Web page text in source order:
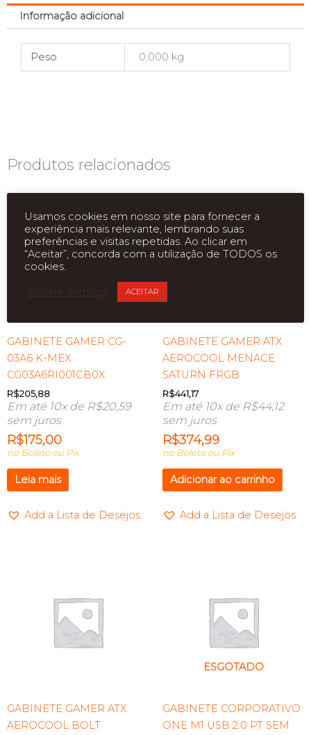
Informação adicional
Peso 0,000 kg
Produtos relacionados
GABINETE GAMER CG-
03A6 K-MEX
CG03A6RI001CB0X
R$205,88
Em até 10x de R$20,59
sem juros
R$175,00
no Boleto ou Pix
Leia mais
Add a Lista de Desejos
GABINETE GAMER ATX
AEROCOOL MENACE
SATURN FRGB
R$441,17
Em até 10x de R$44,12
sem juros
R$374,99
no Boleto ou Pix
Adicionar ao carrinho
Add a Lista de Desejos
GABINETE GAMER ATX
AEROCOOL BOLT
ESGOTADO
GABINETE CORPORATIVO
ONE M1 USB 2.0 PT SEM
Usamos cookies em nosso site para fornecer a
experiência mais relevante, lembrando suas
preferências e visitas repetidas. Ao clicar em
“Aceitar”, concorda com a utilização de TODOS os
cookies.
ACEITAR